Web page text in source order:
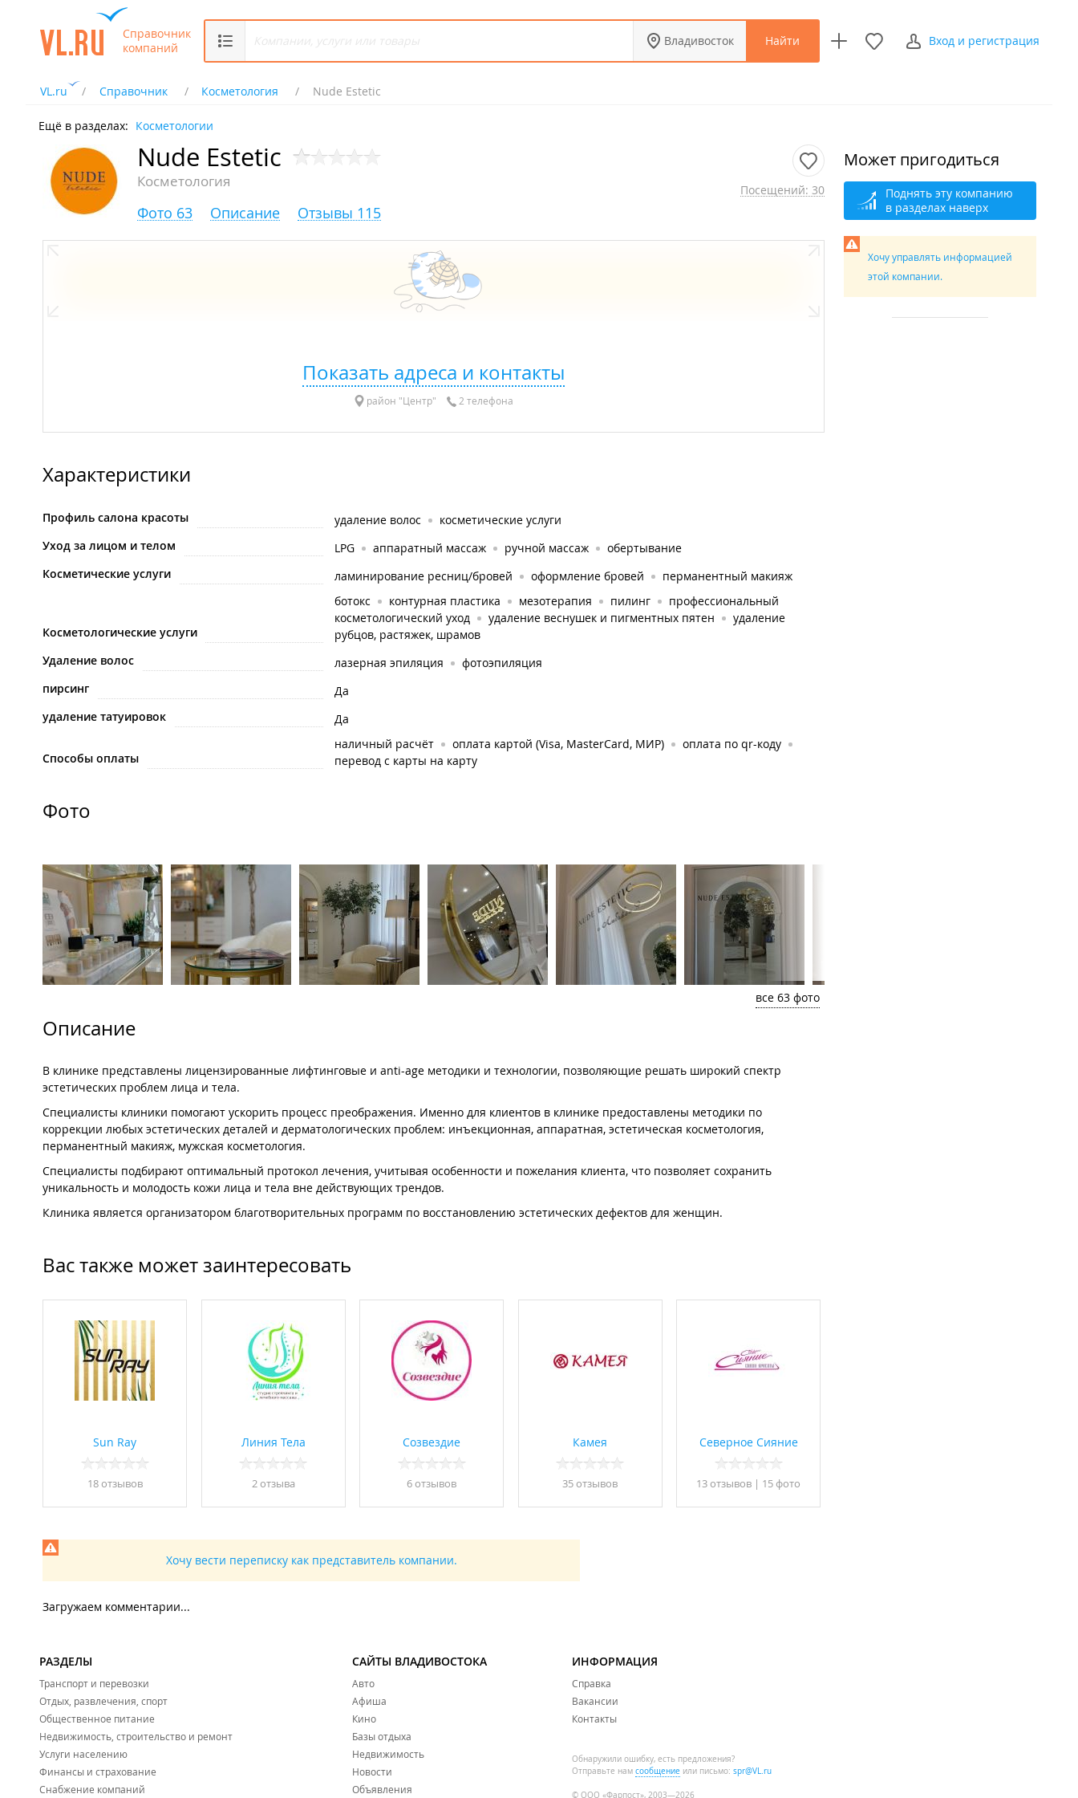
Справочник
компаний
Владивосток Найти Вход и регистрация
VL.ru Справочник Косметология Nude Estetic
Ещё в разделах: Косметологии
Nude Estetic
Косметология Посещений: 30
Фото 63 Описание Отзывы 115
Показать адреса и контакты
район "Центр" 2 телефона
Характеристики
Профиль салона красоты удаление волос
косметические услуги
Уход за лицом и телом
LPG аппаратный массаж ручной массаж
обертывание
Косметические услуги
ламинирование ресниц/бровей оформление бровей перманентный макияж
Косметологические услуги
ботокс контурная пластика мезотерапия пилинг
профессиональный
косметологический уход
удаление веснушек и пигментных пятен
удаление
рубцов, растяжек, шрамов
Удаление волос
лазерная эпиляция
фотоэпиляция
пирсинг
Да
удаление татуировок
Да
Способы оплаты
наличный расчёт оплата картой (Visa, MasterCard, МИР)
оплата по qr-коду
перевод с карты на карту
Фото
все 63 фото
Описание
В клинике представлены лицензированные лифтинговые и anti-age методики и технологии, позволяющие решать широкий спектр
эстетических проблем лица и тела.
Специалисты клиники помогают ускорить процесс преображения. Именно для клиентов в клинике предоставлены методики по
коррекции любых эстетических деталей и дерматологических проблем: инъекционная, аппаратная, эстетическая косметология,
перманентный макияж, мужская косметология.
Специалисты подбирают оптимальный протокол лечения, учитывая особенности и пожелания клиента, что позволяет сохранить
уникальность и молодость кожи лица и тела вне действующих трендов.
Клиника является организатором благотворительных программ по восстановлению эстетических дефектов для женщин.
Вас также может заинтересовать
Sun Ray
18 отзывов
Линия Тела
2 отзывa
Созвездие
6 отзывов
Камея
35 отзывов
Северное Сияние
13 отзывов | 15 фото
Хочу вести переписку как представитель компании.
Загружаем комментарии...
Может пригодиться
Поднять эту компанию
в разделах наверх
Хочу управлять информацией
этой компании.
РАЗДЕЛЫ
Транспорт и перевозки
Отдых, развлечения, спорт
Общественное питание
Недвижимость, строительство и ремонт
Услуги населению
Финансы и страхование
Снабжение компаний
САЙТЫ ВЛАДИВОСТОКА
Авто
Афиша
Кино
Базы отдыха
Недвижимость
Новости
Объявления
ИНФОРМАЦИЯ
Справка
Вакансии
Контакты
Обнаружили ошибку, есть предложения?
Отправьте нам сообщение или письмо: spr@VL.ru
© ООО «Фарпост», 2003—2026